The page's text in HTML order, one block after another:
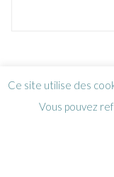
Ce site utilise des
Vous pouvez